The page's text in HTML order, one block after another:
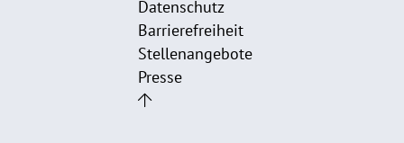
Datenschutz
Barrierefreiheit
Stellenangebote
Presse